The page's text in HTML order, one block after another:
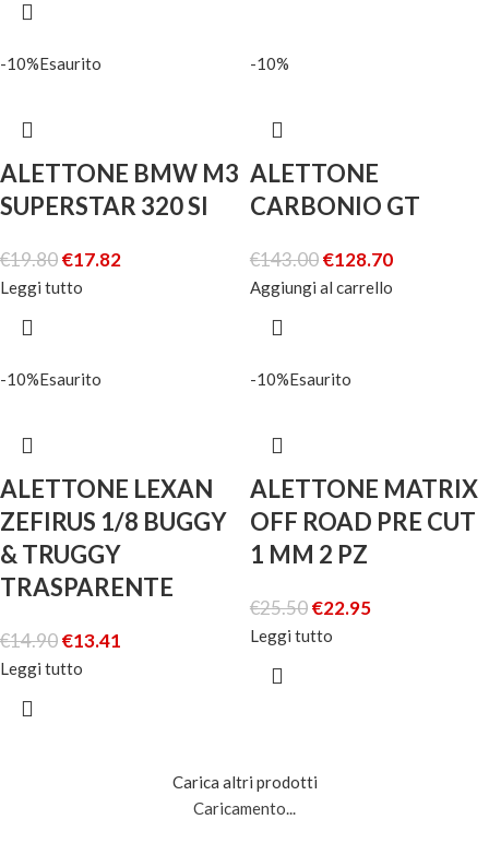
-10%Esaurito
ALETTONE BMW M3
SUPERSTAR 320 SI
€19.80€17.82
Leggi tutto
-10%
ALETTONE
CARBONIO GT
€143.00€128.70
Aggiungi al carrello
-10%Esaurito
ALETTONE LEXAN
ZEFIRUS 1/8 BUGGY
& TRUGGY
TRASPARENTE
€14.90€13.41
Leggi tutto
-10%Esaurito
ALETTONE MATRIX
OFF ROAD PRE CUT
1 MM 2 PZ
€25.50€22.95
Leggi tutto
Carica altri prodotti
Caricamento...